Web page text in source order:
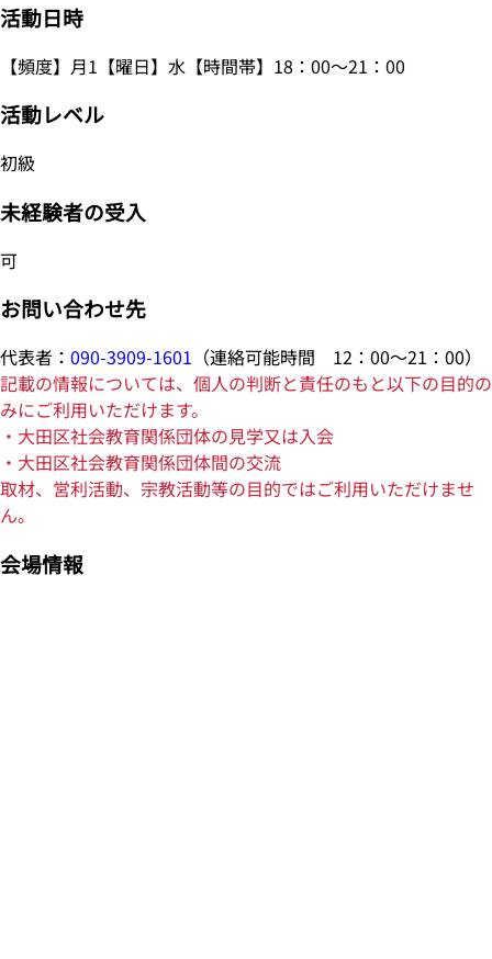
活動日時
【頻度】月1【曜日】水【時間帯】18：00～21：00
活動レベル
初級
未経験者の受入
可
お問い合わせ先
代表者： 090-3909-1601 （連絡可能時間 12：00～21：00）
記載の情報については、個人の判断と責任のもと以下の目的の
みにご利用いただけます。
・大田区社会教育関係団体の見学又は入会
・大田区社会教育関係団体間の交流
取材、営利活動、宗教活動等の目的ではご利用いただけませ
ん。
会場情報